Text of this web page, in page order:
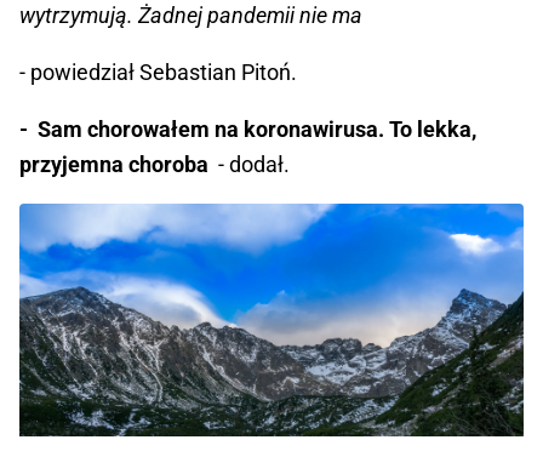
wytrzymują. Żadnej pandemii nie ma
- powiedział Sebastian Pitoń.
- Sam chorowałem na koronawirusa. To lekka,
przyjemna choroba - dodał.